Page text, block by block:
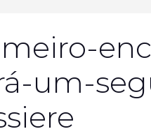
um-